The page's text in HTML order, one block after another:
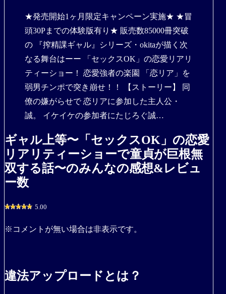
★発売開始1ヶ月限定キャンペーン実施★ ★冒
頭30Pまでの体験版有り★ 販売数85000冊突破
の 『搾精課ギャル』シリーズ・okitaが描く次
なる舞台はーー 「セックスOK」の恋愛リアリ
ティーショー！ 恋愛強者の楽園 「恋リア」を
弱男チンポで突き崩せ！！ 【ストーリー】 同
僚の嫌がらせで 恋リアに参加した主人公・
誠。 イケイケの参加者にたじろぐ誠…
ギャル上等〜「セックスOK」の恋愛
リアリティーショーで童貞が巨根無
双する話〜のみんなの感想&レビュ
ー数
5.00
※コメントが無い場合は非表示です。
違法アップロードとは？